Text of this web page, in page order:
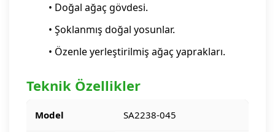
• Doğal ağaç gövdesi.
• Şoklanmış doğal yosunlar.
• Özenle yerleştirilmiş ağaç yaprakları.
Teknik Özellikler
Model SA2238-045